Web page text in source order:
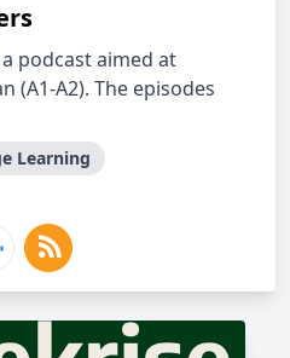
podcast aimed at
(A1-A2). The episodes
Learning